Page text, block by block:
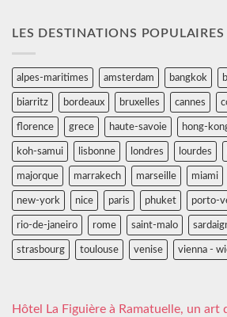
LES DESTINATIONS POPULAIRES
alpes-maritimes amsterdam bangkok
biarritz bordeaux bruxelles cannes
florence grece haute-savoie hong-
koh-samui lisbonne londres lourdes
majorque marrakech marseille miami
new-york nice paris phuket porto-
rio-de-janeiro rome saint-malo
strasbourg toulouse venise vienna -
Hôtel La Figuière à Ramatuelle, un art